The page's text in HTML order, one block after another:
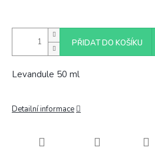
PŘIDAT DO KOŠÍKU
Levandule 50 ml
Detailní informace